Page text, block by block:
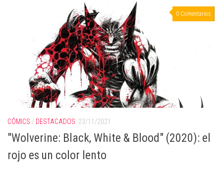
0 Comentarios
CÓMICS / DESTACADOS 23/11/2021
"Wolverine: Black, White & Blood" (2020): el
rojo es un color lento